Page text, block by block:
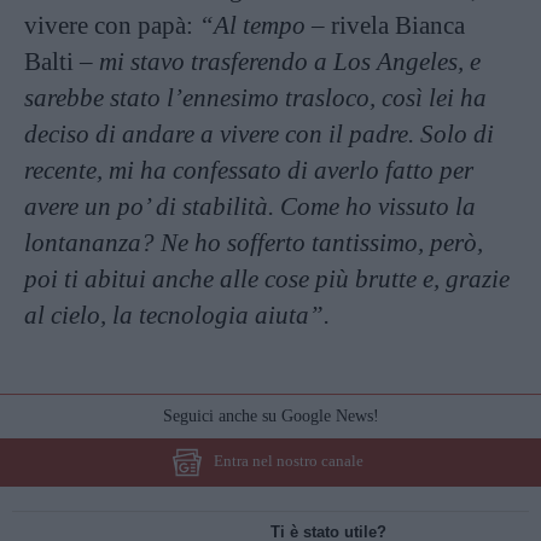
vivere con papà: “Al tempo – rivela Bianca
Balti – mi stavo trasferendo a Los Angeles, e
sarebbe stato l’ennesimo trasloco, così lei ha
deciso di andare a vivere con il padre. Solo di
recente, mi ha confessato di averlo fatto per
avere un po’ di stabilità. Come ho vissuto la
lontananza? Ne ho sofferto tantissimo, però,
poi ti abitui anche alle cose più brutte e, grazie
al cielo, la tecnologia aiuta”.
Seguici anche su Google News!
Entra nel nostro canale
Ti è stato utile?